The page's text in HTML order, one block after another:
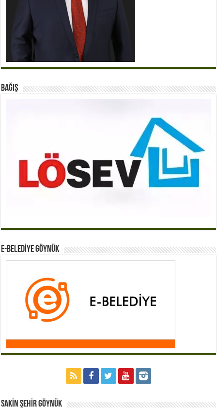
BAĞIŞ
E-BELEDİYE GÖYNÜK
Sakİn Şehİr GÖYNÜK